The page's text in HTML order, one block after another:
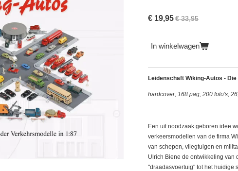
€ 19,95 € 33,95
In winkelwagen
Leidenschaft Wiking-Autos -
hardcover; 168 pag; 200 foto's;
Een uit noodzaak geboren idee
verkeersmodellen van de firma
van schepen, vliegtuigen en
Ulrich Biene de ontwikkeling van
"draadasvoertuig" tot het huidige